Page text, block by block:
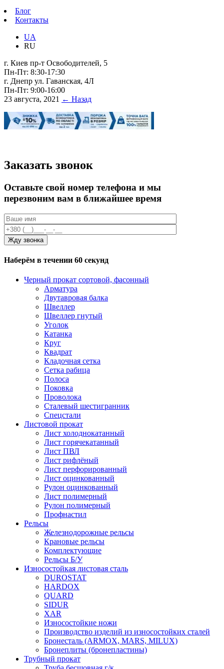
Блог
Контакты
UA
RU
г. Киев пр-т Освободителей, 5
Пн-Пт: 8:30-17:30
г. Днепр ул. Гаванская, 4Л
Пн-Пт: 9:00-16:00
23 августа, 2021 ← Назад
Заказать звонок
Оставьте свой номер телефона и мы
перезвоним вам в ближайшее время
Наберём в течении 60 секунд
Черный прокат сортовой, фасонный
Арматура
Двутавровая балка
Швеллер
Швеллер гнутый
Уголок
Катанка
Круг
Квадрат
Кладочная сетка
Сетка рабица
Полоса
Поковка
Проволока
Сталевый шестигранник
Спецстали
Листовой прокат
Лист холоднокатанный
Лист горячекатанный
Лист ПВЛ
Лист рифлёный
Лист перфорированный
Лист оцинкованный
Рулон оцинкованный
Лист полимерный
Рулон полимерный
Профнастил
Рельсы
Железнодорожные рельсы
Крановые рельсы
Комплектующие
Рельсы Б/У
Износостойкая листовая сталь
DUROSTAT
HARDOX
QUARD
SIDUR
XAR
Износостойкие ножи
Производство изделий из износостойких сталей
Бронесталь (ARMOX, MARS, MILUX)
Бронеплиты (бронепластины)
Трубный прокат